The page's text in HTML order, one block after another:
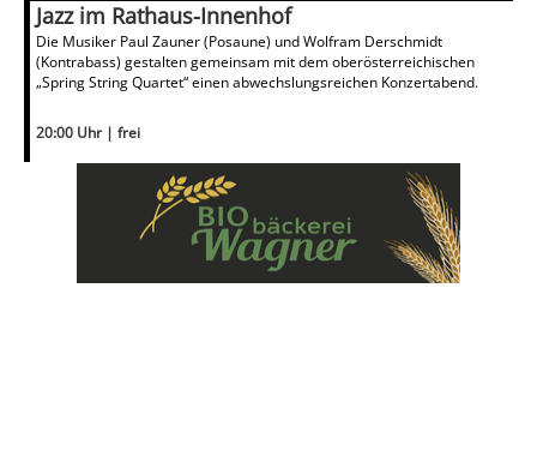
Jazz im Rathaus-Innenhof
Die Musiker Paul Zauner (Posaune) und Wolfram Derschmidt
(Kontrabass) gestalten gemeinsam mit dem oberösterreichischen
„Spring String Quartet“ einen abwechslungsreichen Konzertabend.
20:00 Uhr | frei